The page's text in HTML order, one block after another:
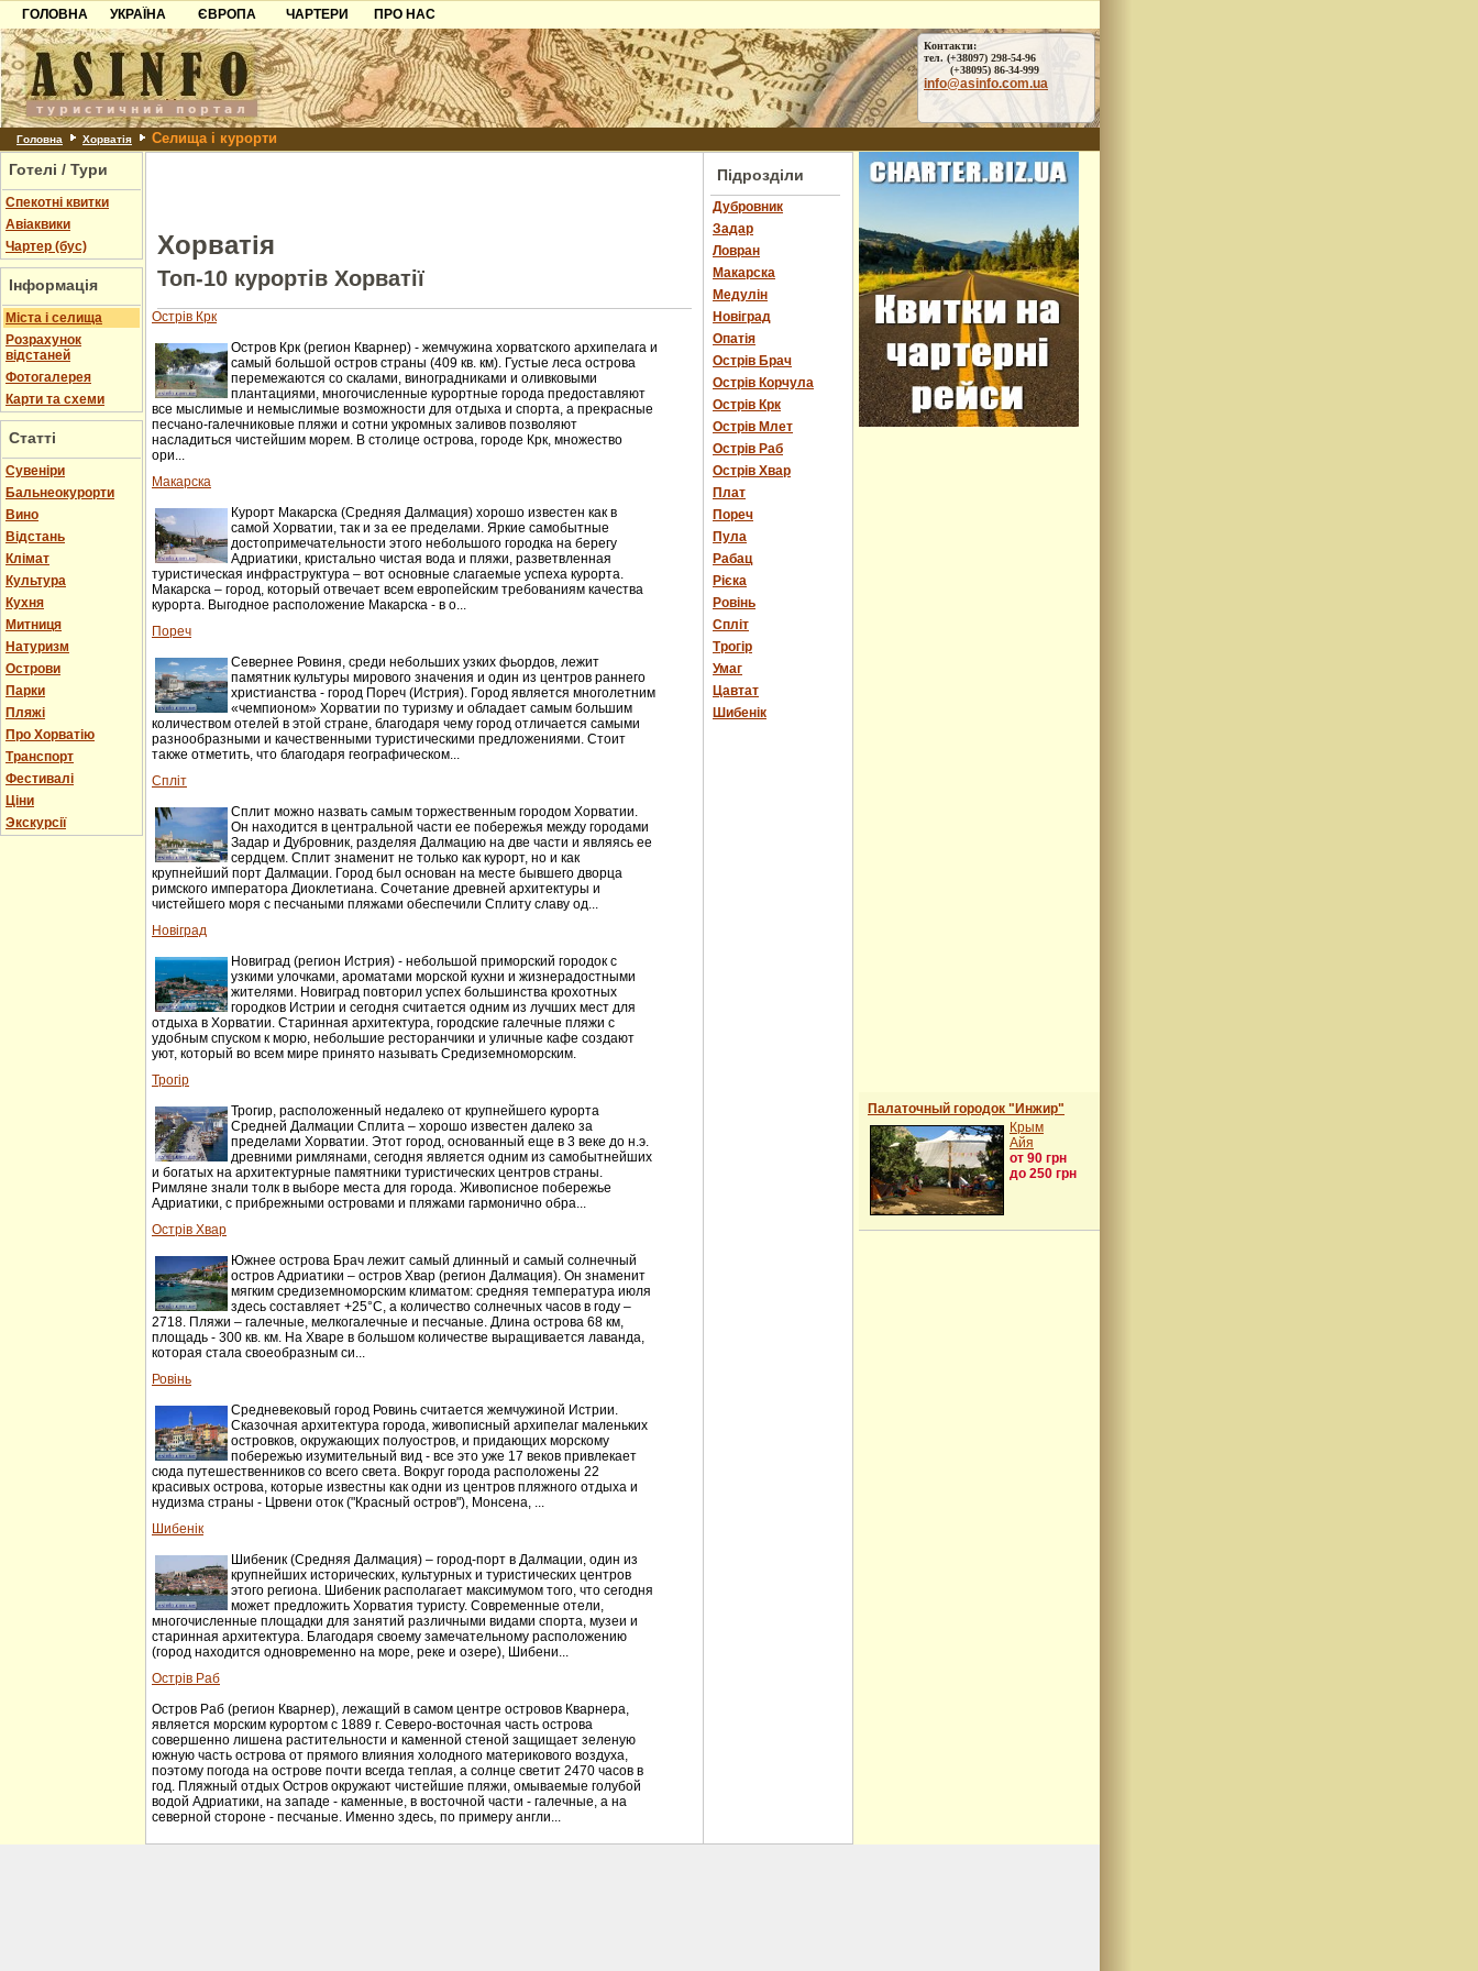
ГОЛОВНА
УКРАЇНА
Карпати
Азов
Причорноморря
Шацьк
ЄВРОПА
Чорногорія
Хорватія
Болгарія
Албанія
ЧАРТЕРИ
ПРО НАС
Контакти
Партнерам
Додати готель
Контакти:
тел. (+38097) 298-54-96
(+38095) 86-34-999
info@asinfo.com.ua
Головна Хорватія Селища і курорти
Готелі / Тури
Спекотні квитки
Авіаквики
Чартер (бус)
Інформація
Міста і селища
Розрахунок
відстаней
Фотогалерея
Карти та схеми
Статті
Cувеніри
Бальнеокурорти
Вино
Відстань
Клімат
Культура
Кухня
Митниця
Натуризм
Острови
Парки
Пляжі
Про Хорватію
Транспорт
Фестивалі
Ціни
Экскурсії
Хорватія
Топ-10 курортів Хорватії
Острів Крк
Остров Крк (регион Кварнер) - жемчужина хорватского архипелага и
самый большой остров страны (409 кв. км). Густые леса острова
перемежаются со скалами, виноградниками и оливковыми
плантациями, многочисленные курортные города предоставляют
все мыслимые и немыслимые возможности для отдыха и спорта, а прекрасные
песчано-галечниковые пляжи и сотни укромных заливов позволяют
насладиться чистейшим морем. В столице острова, городе Крк, множество
ори...
Макарска
Курорт Макарска (Средняя Далмация) хорошо известен как в
самой Хорватии, так и за ее пределами. Яркие самобытные
достопримечательности этого небольшого городка на берегу
Адриатики, кристально чистая вода и пляжи, разветвленная
туристическая инфраструктура – вот основные слагаемые успеха курорта.
Макарска – город, который отвечает всем европейским требованиям качества
курорта. Выгодное расположение Макарска - в о...
Пореч
Севернее Ровиня, среди небольших узких фьордов, лежит
памятник культуры мирового значения и один из центров раннего
христианства - город Пореч (Истрия). Город является многолетним
«чемпионом» Хорватии по туризму и обладает самым большим
количеством отелей в этой стране, благодаря чему город отличается самыми
разнообразными и качественными туристическими предложениями. Стоит
также отметить, что благодаря географическом...
Спліт
Сплит можно назвать самым торжественным городом Хорватии.
Он находится в центральной части ее побережья между городами
Задар и Дубровник, разделяя Далмацию на две части и являясь ее
сердцем. Сплит знаменит не только как курорт, но и как
крупнейший порт Далмации. Город был основан на месте бывшего дворца
римского императора Диоклетиана. Сочетание древней архитектуры и
чистейшего моря с песчаными пляжами обеспечили Сплиту славу од...
Новіград
Новиград (регион Истрия) - небольшой приморский городок с
узкими улочками, ароматами морской кухни и жизнерадостными
жителями. Новиград повторил успех большинства крохотных
городков Истрии и сегодня считается одним из лучших мест для
отдыха в Хорватии. Старинная архитектура, городские галечные пляжи с
удобным спуском к морю, небольшие ресторанчики и уличные кафе создают
уют, который во всем мире принято называть Средиземноморским.
Трогір
Трогир, расположенный недалеко от крупнейшего курорта
Средней Далмации Сплита – хорошо известен далеко за
пределами Хорватии. Этот город, основанный еще в 3 веке до н.э.
древними римлянами, сегодня является одним из самобытнейших
и богатых на архитектурные памятники туристических центров страны.
Римляне знали толк в выборе места для города. Живописное побережье
Адриатики, с прибрежными островами и пляжами гармонично обра...
Острів Хвар
Южнее острова Брач лежит самый длинный и самый солнечный
остров Адриатики – остров Хвар (регион Далмация). Он знаменит
мягким средиземноморским климатом: средняя температура июля
здесь составляет +25°С, а количество солнечных часов в году –
2718. Пляжи – галечные, мелкогалечные и песчаные. Длина острова 68 км,
площадь - 300 кв. км. На Хваре в большом количестве выращивается лаванда,
которая стала своеобразным си...
Ровінь
Средневековый город Ровинь считается жемчужиной Истрии.
Сказочная архитектура города, живописный архипелаг маленьких
островков, окружающих полуостров, и придающих морскому
побережью изумительный вид - все это уже 17 веков привлекает
сюда путешественников со всего света. Вокруг города расположены 22
красивых острова, которые известны как одни из центров пляжного отдыха и
нудизма страны - Црвени оток ("Красный остров"), Монсена, ...
Шибенік
Шибеник (Средняя Далмация) – город-порт в Далмации, один из
крупнейших исторических, культурных и туристических центров
этого региона. Шибеник располагает максимумом того, что сегодня
может предложить Хорватия туристу. Современные отели,
многочисленные площадки для занятий различными видами спорта, музеи и
старинная архитектура. Благодаря своему замечательному расположению
(город находится одновременно на море, реке и озере), Шибени...
Острів Раб
Остров Раб (регион Кварнер), лежащий в самом центре островов Кварнера,
является морским курортом с 1889 г. Северо-восточная часть острова
совершенно лишена растительности и каменной стеной защищает зеленую
южную часть острова от прямого влияния холодного материкового воздуха,
поэтому погода на острове почти всегда теплая, а солнце светит 2470 часов в
год. Пляжный отдых Остров окружают чистейшие пляжи, омываемые голубой
водой Адриатики, на западе - каменные, в восточной части - галечные, а на
северной стороне - песчаные. Именно здесь, по примеру англи...
Підрозділи
Дубровник
Задар
Ловран
Макарска
Медулін
Новіград
Опатія
Острів Брач
Острів Корчула
Острів Крк
Острів Млет
Острів Раб
Острів Хвар
Плат
Пореч
Пула
Рабац
Рієка
Ровінь
Спліт
Трогір
Умаг
Цавтат
Шибенік
Палаточный городок "Инжир"
Крым
Айя
от 90 грн
до 250 грн